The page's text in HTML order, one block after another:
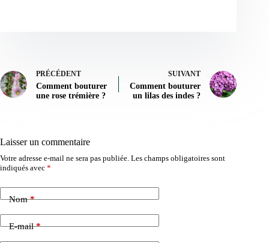
PRÉCÉDENT
Comment bouturer
une rose trémière ?
SUIVANT
Comment bouturer
un lilas des indes ?
Laisser un commentaire
Votre adresse e-mail ne sera pas publiée. Les champs obligatoires sont
indiqués avec *
Nom*
E-mail*